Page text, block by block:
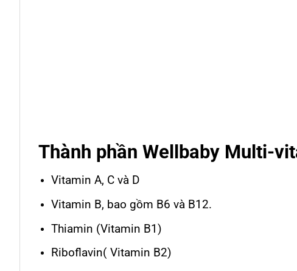
Thành phần Wellbaby Multi-
Vitamin A, C và D
Vitamin B, bao gồm B6 và B12.
Thiamin (Vitamin B1)
Riboflavin( Vitamin B2)